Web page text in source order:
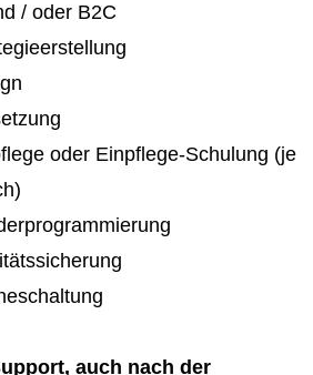
/ oder B2C
oder Einpflege-Schulung (je
auch nach der